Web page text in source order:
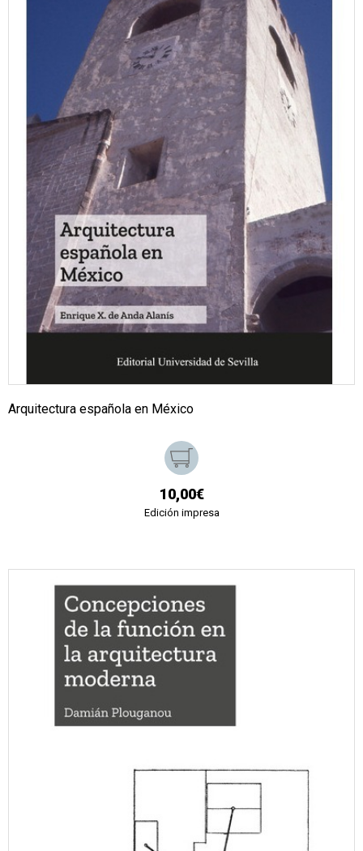
Arquitectura española en México
10,00€
Edición impresa